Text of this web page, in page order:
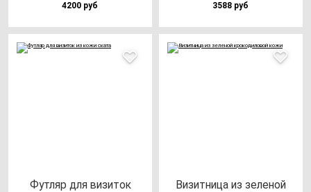
4200 руб 3588 руб
Фут­ляр для ви­зи­ток
Визит­ни­ца из зе­ле­ной